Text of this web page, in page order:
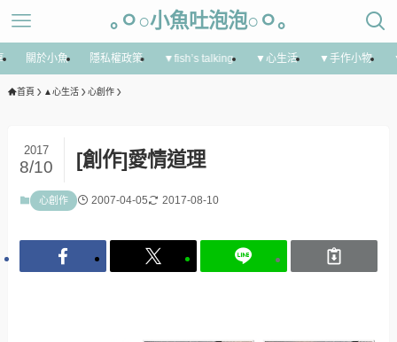
｡ㅇ○小魚吐泡泡○ㅇ｡
關於小魚 隱私權政策 ▼fish’s talking ▼心生活 ▼手作小物
首頁 ▲心生活 心創作
[創作]愛情道理
2017
8/10
心創作 2007-04-05 2017-08-10